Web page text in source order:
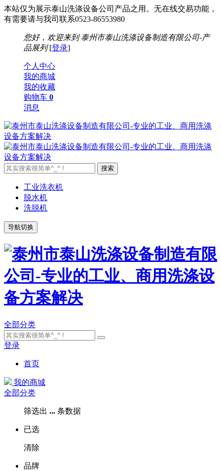
本站仅为展示泰山洗涤设备公司产品之用。无在线交易功能，
有需要请与我司联系0523-86553980
您好，欢迎来到 泰州市泰山洗涤设备制造有限公司-产
品展列[登录]
个人中心
我的商城
我的收藏
购物车 0
消息
工业洗衣机
脱水机
洗脱机
导航切换
全部分类
登录
首页
我的商城
全部分类
筛选出 ... 条数据
已选
清除
品牌